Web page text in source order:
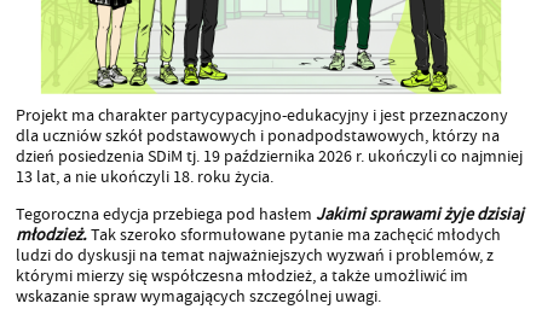
Projekt ma charakter partycypacyjno-edukacyjny i jest przeznaczony
dla uczniów szkół podstawowych i ponadpodstawowych, którzy na
dzień posiedzenia SDiM tj. 19 października 2026 r. ukończyli co najmniej
13 lat, a nie ukończyli 18. roku życia.
Tegoroczna edycja przebiega pod hasłem Jakimi sprawami żyje dzisiaj
młodzież.Tak szeroko sformułowane pytanie ma zachęcić młodych
ludzi do dyskusji na temat najważniejszych wyzwań i problemów, z
którymi mierzy się współczesna młodzież, a także umożliwić im
wskazanie spraw wymagających szczególnej uwagi.